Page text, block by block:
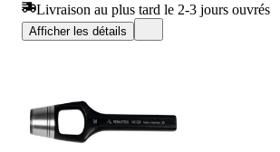
Livraison au plus tard le 2-3 jours ouvrés
Afficher les détails